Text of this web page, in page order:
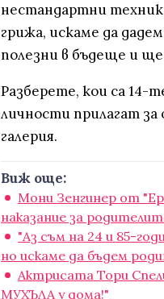
нестандартни
грижа, искаме да
полезни в бъдеще и
Разберете, кои са 14-
личности прилагат
галерия.
Виж още:
Мони Зенгинер от
наказание за
"Аз съм на 24 и 85-
но искаме да бъдем
Актрисата Тори
МУХЪЛА у дома!"